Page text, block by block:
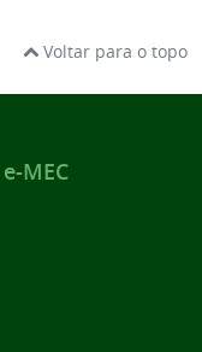
Voltar para o topo
MEC